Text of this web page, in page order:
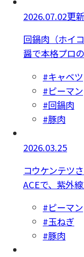
2026.07.02更新
回鍋肉（ホイ
醤で本格プロ
#キャベツ
#ピーマン
#回鍋肉
#豚肉
2026.03.25
コウケンテツ
ACEで、紫外
#ピーマン
#玉ねぎ
#豚肉